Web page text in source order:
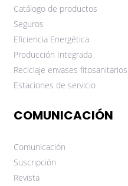
Catálogo de productos
Seguros
Eficiencia Energética
Producción Integrada
Reciclaje envases fitosanitarios
Estaciones de servicio
COMUNICACIÓN
Comunicación
Suscripción
Revista